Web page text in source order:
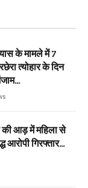
के मामले में 7
त्योहार के दिन
की आड़ में महिला से
गिरफ्तार…